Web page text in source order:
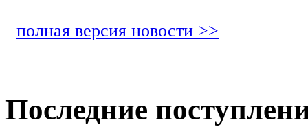
полная версия новости >>
Последние